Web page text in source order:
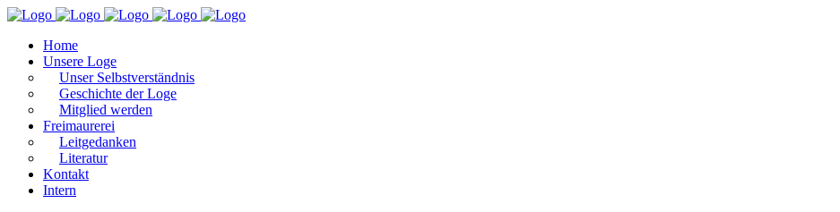
Home
Unsere Loge
Unser Selbstverständnis
Geschichte der Loge
Mitglied werden
Freimaurerei
Leitgedanken
Literatur
Kontakt
Intern